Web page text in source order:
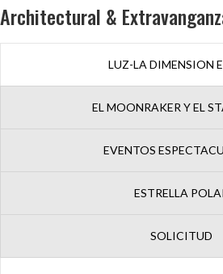
Architectural &
LUZ-LA DIMENSION
EL MOONRAKER Y EL
EVENTOS
ESTRELLA
SOLICITUD